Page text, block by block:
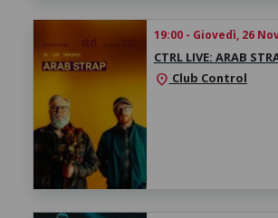
19:00 - Giovedì, 26
CTRL LIVE: ARAB
location_on Club Control